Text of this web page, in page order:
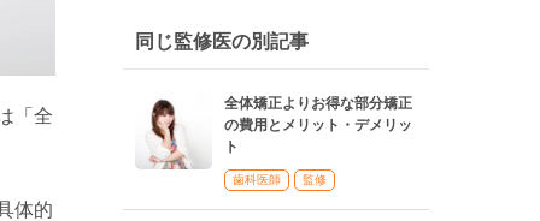
「全
体的
同じ監修医の別記事
全体矯正よりお得な部分矯正
の費用とメリット・デメリッ
ト
歯科医師 監修